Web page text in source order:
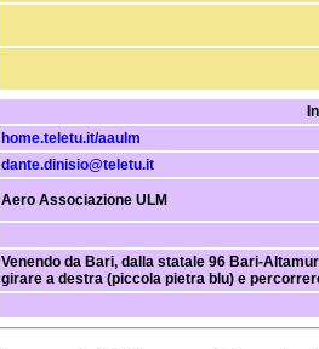
home.teletu.it/aaulm
dante.dinisio@teletu.it
Aero Associazione ULM
Venendo da Bari, dalla statale 96 Bari-
girare a destra (piccola pietra blu) e